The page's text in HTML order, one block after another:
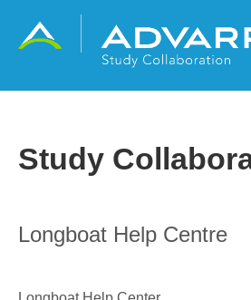
Study
Longboat Help Centre